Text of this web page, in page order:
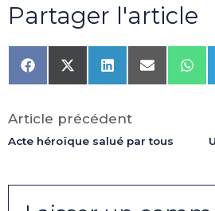
Partager l'article
Share
on
Share
on
(Twitter)
Share
on
Share
on
on
Article précédent
Acte héroïque salué par tous